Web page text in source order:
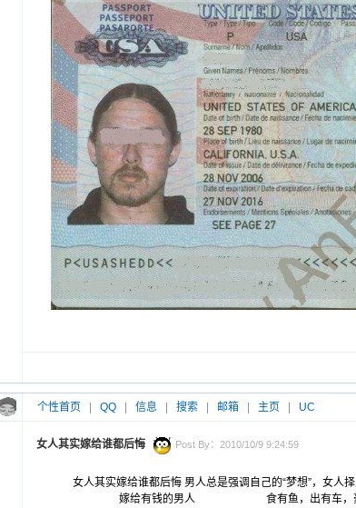
个性首页 QQ 信息 搜索 邮箱 主页 UC
女人其实嫁给谁都后悔 Post By：2010/10/9 9:24:59
女人其实嫁给谁都后悔 男人总是强调自己的“梦想”，女
嫁给有钱的男人 食有鱼，出有车，豪华别墅，锦衣